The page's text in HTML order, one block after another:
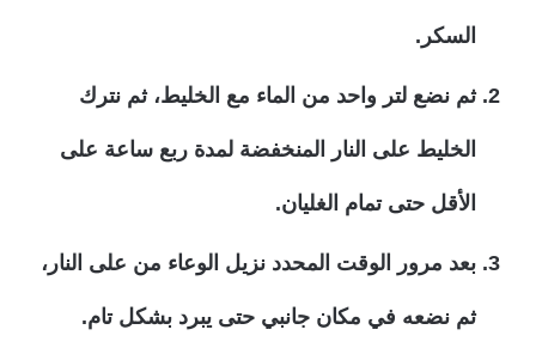
السكر.
ثم نضع لتر واحد من الماء مع الخليط، ثم نترك
الخليط على النار المنخفضة لمدة ربع ساعة على
الأقل حتى تمام الغليان.
بعد مرور الوقت المحدد نزيل الوعاء من على النار،
ثم نضعه في مكان جانبي حتى يبرد بشكل تام.